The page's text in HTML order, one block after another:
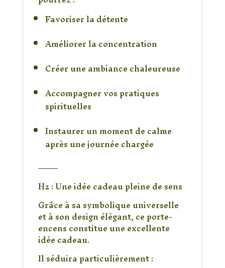
Favoriser la détente
Améliorer la concentration
Créer une ambiance chaleureuse
Accompagner vos pratiques
spirituelles
Instaurer un moment de calme
après une journée chargée
⸻
H2 : Une idée cadeau pleine de sens
Grâce à sa symbolique universelle
et à son design élégant, ce porte-
encens constitue une excellente
idée cadeau.
Il séduira particulièrement :